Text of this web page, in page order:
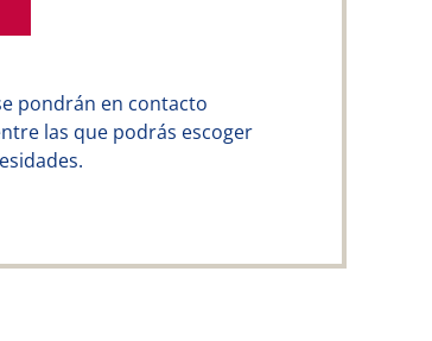
pondrán en contacto
las que podrás escoger